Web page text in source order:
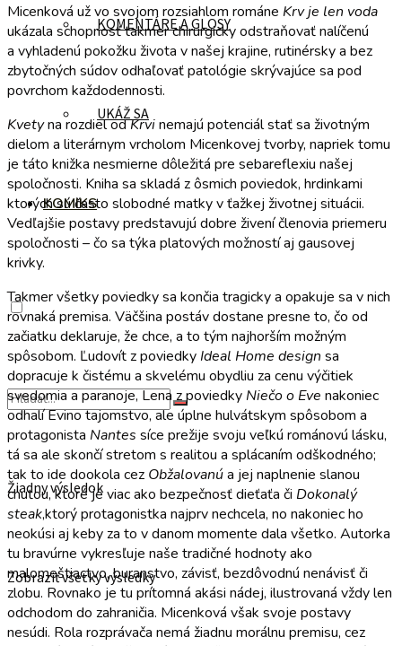
KOMENTÁRE A GLOSY
UKÁŽ SA
KOMIKS
Žiadny výsledok
Zobraziť všetky výsledky
Micenková už vo svojom rozsiahlom románe Krv je len voda
ukázala schopnosť takmer chirurgicky odstraňovať nalíčenú
a vyhladenú pokožku života v našej krajine, rutinérsky a bez
zbytočných súdov odhaľovať patológie skrývajúce sa pod
povrchom každodennosti.
Kvetyna rozdiel odKrvinemajú potenciál stať sa životným
dielom a literárnym vrcholom Micenkovej tvorby, napriek tomu
je táto knižka nesmierne dôležitá pre sebareflexiu našej
spoločnosti. Kniha sa skladá z ôsmich poviedok, hrdinkami
ktorých sú často slobodné matky v ťažkej životnej situácii.
Vedľajšie postavy predstavujú dobre živení členovia priemeru
spoločnosti – čo sa týka platových možností aj gausovej
krivky.
Takmer všetky poviedky sa končia tragicky a opakuje sa v nich
rovnaká premisa. Väčšina postáv dostane presne to, čo od
začiatku deklaruje, že chce, a to tým najhorším možným
spôsobom. Ľudovít z poviedky Ideal Home design sa
dopracuje k čistému a skvelému obydliu za cenu výčitiek
svedomia a paranoje, Lena z poviedky Niečo o Eve nakoniec
odhalí Evino tajomstvo, ale úplne hulvátskym spôsobom a
protagonista Nantes síce prežije svoju veľkú románovú lásku,
tá sa ale skončí stretom s realitou a splácaním odškodného;
tak to ide dookola cez Obžalovanúa jej naplnenie slanou
chuťou, ktoré je viac ako bezpečnosť dieťaťa či Dokonalý
steak,ktorý protagonistka najprv nechcela, no nakoniec ho
neokúsi aj keby za to v danom momente dala všetko. Autorka
tu bravúrne vykresľuje naše tradičné hodnoty ako
malomeštiactvo, buranstvo, závisť, bezdôvodnú nenávisť či
zlobu. Rovnako je tu prítomná akási nádej, ilustrovaná vždy len
odchodom do zahraničia. Micenková však svoje postavy
nesúdi. Rola rozprávača nemá žiadnu morálnu premisu, cez